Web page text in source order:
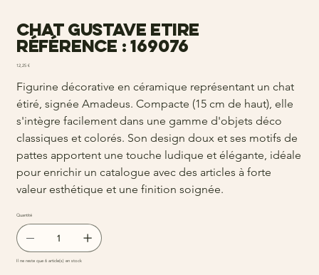
Chat gustave etire
Référence : 169076
Prix
12,25 €
Figurine décorative en céramique représentant un chat
étiré, signée Amadeus. Compacte (15 cm de haut), elle
s'intègre facilement dans une gamme d'objets déco
classiques et colorés. Son design doux et ses motifs de
pattes apportent une touche ludique et élégante, idéale
pour enrichir un catalogue avec des articles à forte
valeur esthétique et une finition soignée.
Quantité
Il ne reste que 6 article(s) en stock